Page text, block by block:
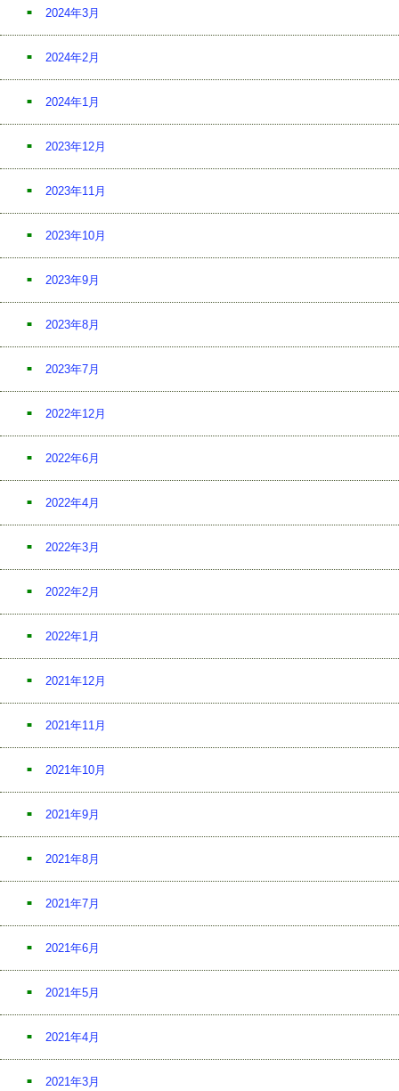
2024年3月
2024年2月
2024年1月
2023年12月
2023年11月
2023年10月
2023年9月
2023年8月
2023年7月
2022年12月
2022年6月
2022年4月
2022年3月
2022年2月
2022年1月
2021年12月
2021年11月
2021年10月
2021年9月
2021年8月
2021年7月
2021年6月
2021年5月
2021年4月
2021年3月